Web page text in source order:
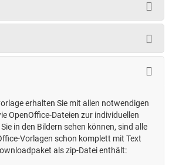
erhalten Sie mit allen notwendigen
OpenOffice-Dateien zur individuellen
in den Bildern sehen können, sind alle
Vorlagen schon komplett mit Text
als zip-Datei enthält: